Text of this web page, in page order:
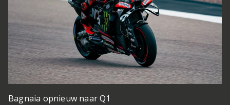
Bagnaia opnieuw naar Q1